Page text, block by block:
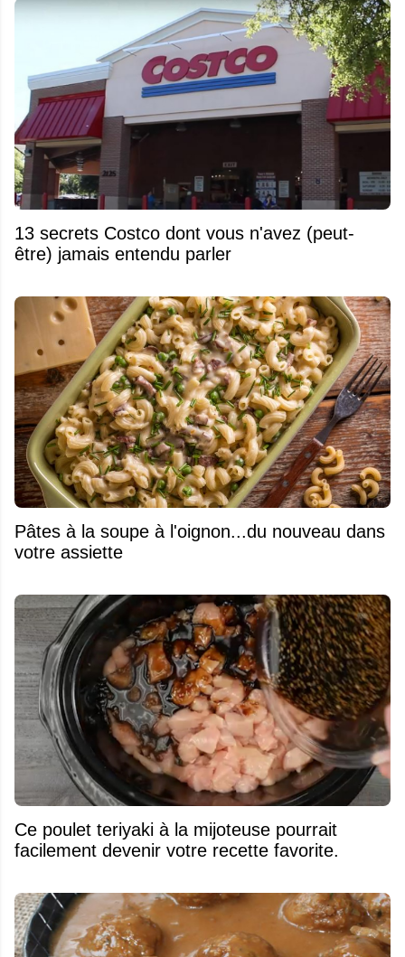
13 secrets Costco dont vous n'avez (peut-
être) jamais entendu parler
Pâtes à la soupe à l'oignon...du nouveau dans
votre assiette
Ce poulet teriyaki à la mijoteuse pourrait
facilement devenir votre recette favorite.